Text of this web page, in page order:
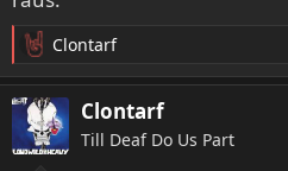
R
e
a
k
t
Clontarf
Clontarf
Till Deaf Do Us Part